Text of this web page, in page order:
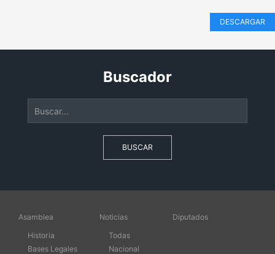
DESCARGAR
Buscador
BUSCAR
Asamblea
Historia
Bases Legales
Noticias
Todas
Nacional
Diputados